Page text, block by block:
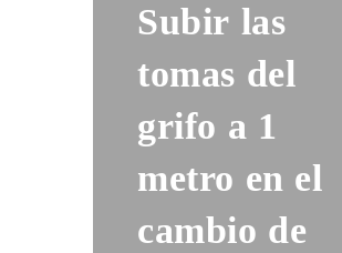
Subir las
tomas del
grifo a 1
metro en el
cambio de